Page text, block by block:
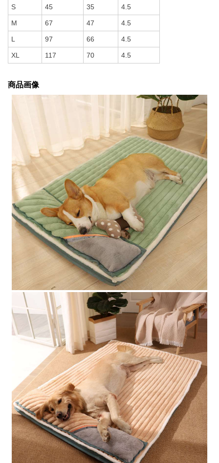
S 45 35 4.5
M 67 47 4.5
L 97 66 4.5
XL 117 70 4.5
商品画像